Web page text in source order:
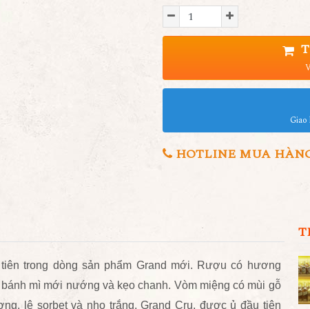
Giao
HOTLINE MUA HÀNG
trong dòng sản phẩm Grand mới. Rượu có hương
mì mới nướng và kẹo chanh. Vòm miệng có mùi gỗ
lê sorbet và nho trắng. Grand Cru, được ủ đầu tiên